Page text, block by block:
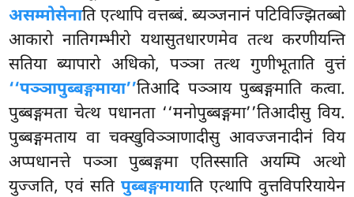
असम्मोसेनाति एत्थापि वत्तब्बं. ब्यञ्जनानं पटिविज्झितब्बो
आकारो नातिगम्भीरो यथासुतधारणमेव तत्थ करणीयन्ति
सतिया ब्यापारो अधिको, पञ्ञा तत्थ गुणीभूताति वुत्तं
‘‘पञ्ञापुब्बङ्गमाया’’तिआदि पञ्ञाय पुब्बङ्गमाति कत्वा.
पुब्बङ्गमता चेत्थ पधानता ‘‘मनोपुब्बङ्गमा’’तिआदीसु विय.
पुब्बङ्गमताय वा चक्खुविञ्ञाणादीसु आवज्जनादीनं विय
अप्पधानत्ते पञ्ञा पुब्बङ्गमा एतिस्साति अयम्पि अत्थो
युज्जति, एवं सति पुब्बङ्गमायाति एत्थापि वुत्तविपरियायेन